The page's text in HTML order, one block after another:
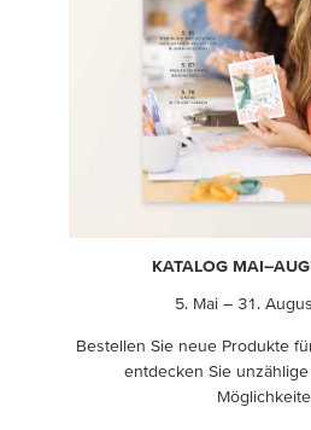
KATALOG
5. Mai – 31.
Bestellen Sie neue Produkte
entdecken Sie